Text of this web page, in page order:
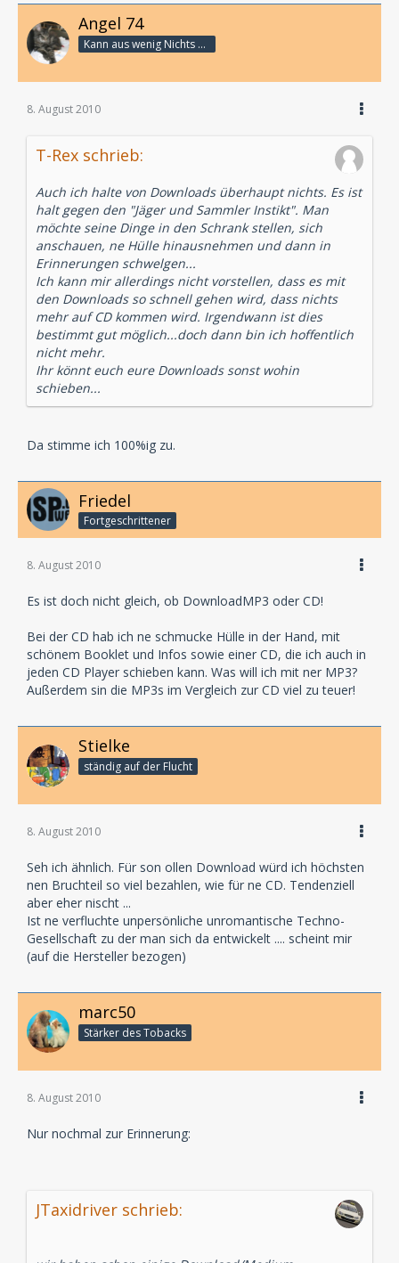
Angel 74
Kann aus wenig Nichts machen
8. August 2010
T-Rex schrieb:
Auch ich halte von Downloads überhaupt nichts. Es ist
halt gegen den "Jäger und Sammler Instikt". Man
möchte seine Dinge in den Schrank stellen, sich
anschauen, ne Hülle hinausnehmen und dann in
Erinnerungen schwelgen...
Ich kann mir allerdings nicht vorstellen, dass es mit
den Downloads so schnell gehen wird, dass nichts
mehr auf CD kommen wird. Irgendwann ist dies
bestimmt gut möglich...doch dann bin ich hoffentlich
nicht mehr.
Ihr könnt euch eure Downloads sonst wohin
schieben...
Da stimme ich 100%ig zu.
Friedel
Fortgeschrittener
8. August 2010
Es ist doch nicht gleich, ob DownloadMP3 oder CD!
Bei der CD hab ich ne schmucke Hülle in der Hand, mit
schönem Booklet und Infos sowie einer CD, die ich auch in
jeden CD Player schieben kann. Was will ich mit ner MP3?
Außerdem sin die MP3s im Vergleich zur CD viel zu teuer!
Stielke
ständig auf der Flucht
8. August 2010
Seh ich ähnlich. Für son ollen Download würd ich höchsten
nen Bruchteil so viel bezahlen, wie für ne CD. Tendenziell
aber eher nischt ...
Ist ne verfluchte unpersönliche unromantische Techno-
Gesellschaft zu der man sich da entwickelt .... scheint mir
(auf die Hersteller bezogen)
marc50
Stärker des Tobacks
8. August 2010
Nur nochmal zur Erinnerung:
JTaxidriver schrieb: